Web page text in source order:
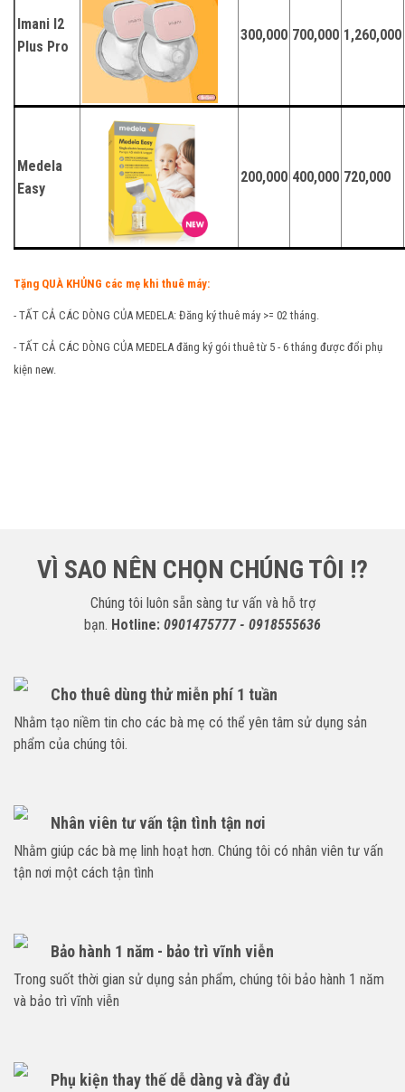
Imani I2
Plus Pro
300,000 700,000 1,260,000
Medela
Easy
200,000 400,000 720,000
Tặng QUÀ KHỦNG các mẹ khi thuê máy:
- TẤT CẢ CÁC DÒNG CỦA MEDELA: Đăng ký thuê máy >= 02 tháng.
- TẤT CẢ CÁC DÒNG CỦA MEDELA đăng ký gói thuê từ 5 - 6 tháng được đổi phụ
kiện new.
VÌ SAO NÊN CHỌN CHÚNG TÔI !?
Chúng tôi luôn sẵn sàng tư vấn và hỗ trợ
bạn. Hotline: 0901475777 - 0918555636
Cho thuê dùng thử miễn phí 1 tuần
Nhằm tạo niềm tin cho các bà mẹ có thể yên tâm sử dụng sản
phẩm của chúng tôi.
Nhân viên tư vấn tận tình tận nơi
Nhằm giúp các bà mẹ linh hoạt hơn. Chúng tôi có nhân viên tư vấn
tận nơi một cách tận tình
Bảo hành 1 năm - bảo trì vĩnh viễn
Trong suốt thời gian sử dụng sản phẩm, chúng tôi bảo hành 1 năm
và bảo trì vĩnh viễn
Phụ kiện thay thế dễ dàng và đầy đủ